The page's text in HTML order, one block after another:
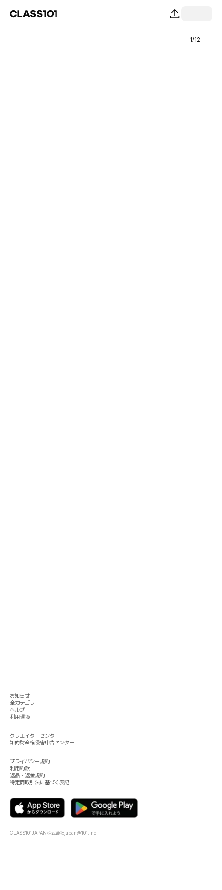
1/12
お知らせ
全カテゴリー
ヘルプ
利用環境
クリエイターセンター
知的財産権侵害申告センター
プライバシー規約
利用約款
返品・返金規約
特定商取引法に基づく表記
CLASS101JAPAN株式会社japan@101.inc